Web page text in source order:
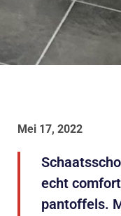
Mei 17, 2022
echt
pantoffels.